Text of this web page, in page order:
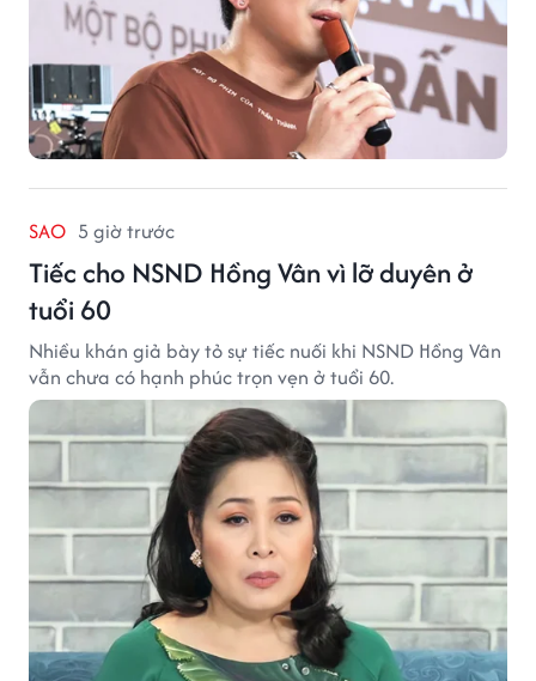
SAO 5 giờ trước
Tiếc cho NSND Hồng Vân vì lỡ duyên ở
tuổi 60
Nhiều khán giả bày tỏ sự tiếc nuối khi NSND Hồng Vân
vẫn chưa có hạnh phúc trọn vẹn ở tuổi 60.